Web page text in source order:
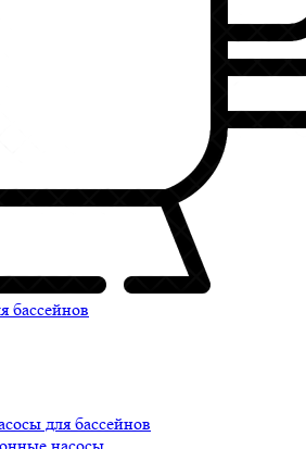
бассейнов
для бассейнов